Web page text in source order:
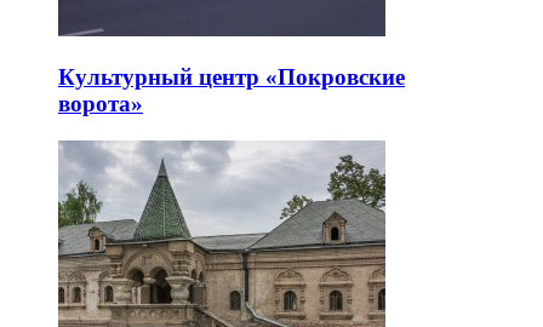
Культурный центр «Покровские
ворота»